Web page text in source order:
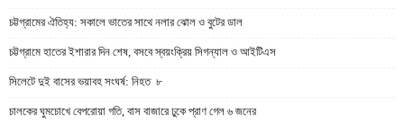
চট্টগ্রামের ঐতিহ্য: সকালে ভাতের সাথে নলার ঝোল ও বুটের ডাল
চট্টগ্রামে হাতের ইশারার দিন শেষ, বসবে স্বয়ংক্রিয় সিগন্যাল ও আইটিএস
সিলেটে দুই বাসের ভয়াবহ সংঘর্ষ: নিহত ৮
চালকের ঘুমচোখে বেপরোয়া গতি, বাস বাজারে ঢুকে প্রাণ গেল ৬ জনের